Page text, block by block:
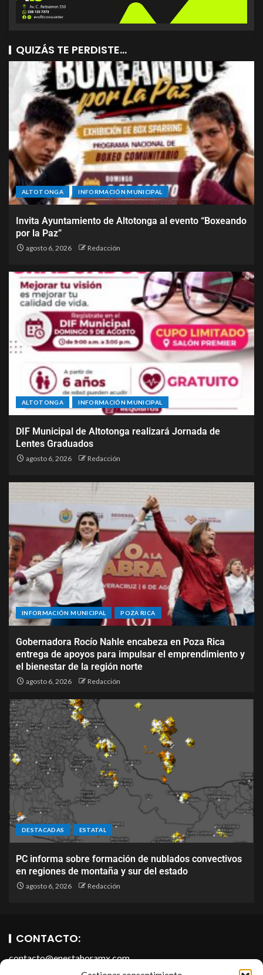
QUIZÁS TE PERDISTE...
ALTOTONGA INFORMACIÓN MUNICIPAL
Invita Ayuntamiento de Altotonga al evento “Boxeando
por la Paz”
agosto 6, 2026 Redacción
ALTOTONGA INFORMACIÓN MUNICIPAL
DIF Municipal de Altotonga realizará Jornada de
Lentes Graduados
agosto 6, 2026 Redacción
INFORMACIÓN MUNICIPAL POZA RICA
Gobernadora Rocío Nahle encabeza en Poza Rica
entrega de apoyos para impulsar el emprendimiento y
el bienestar de la región norte
agosto 6, 2026 Redacción
DESTACADAS ESTATAL
PC informa sobre formación de nublados convectivos
en regiones de montaña y sur del estado
agosto 6, 2026 Redacción
CONTACTO:
contacto@enestahoramx.com